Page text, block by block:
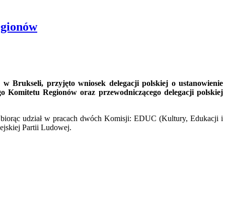
Brukseli, przyjęto wniosek delegacji polskiej o ustanowienie
Komitetu Regionów oraz przewodniczącego delegacji polskiej
udział w pracach dwóch Komisji:EDUC (Kultury, Edukacji i
Partii Ludowej.